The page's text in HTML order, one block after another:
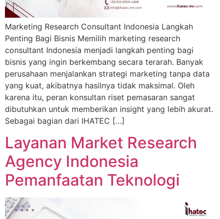
Marketing Research Consultant Indonesia Langkah
Penting Bagi Bisnis Memilih marketing research
consultant Indonesia menjadi langkah penting bagi
bisnis yang ingin berkembang secara terarah. Banyak
perusahaan menjalankan strategi marketing tanpa data
yang kuat, akibatnya hasilnya tidak maksimal. Oleh
karena itu, peran konsultan riset pemasaran sangat
dibutuhkan untuk memberikan insight yang lebih akurat.
Sebagai bagian dari IHATEC […]
Layanan Market Research
Agency Indonesia
Pemanfaatan Teknologi